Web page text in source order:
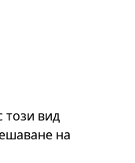
този вид
на